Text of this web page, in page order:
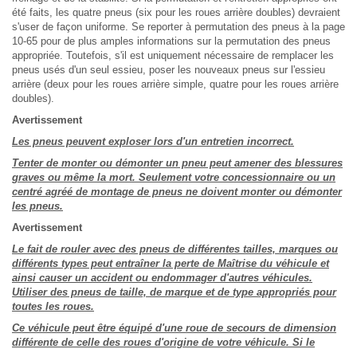
été faits, les quatre pneus (six pour les roues arrière doubles) devraient
s'user de façon uniforme. Se reporter à permutation des pneus à la page
10-65 pour de plus amples informations sur la permutation des pneus
appropriée. Toutefois, s'il est uniquement nécessaire de remplacer les
pneus usés d'un seul essieu, poser les nouveaux pneus sur l'essieu
arrière (deux pour les roues arrière simple, quatre pour les roues arrière
doubles).
Avertissement
Les pneus peuvent exploser lors d'un entretien incorrect.
Tenter de monter ou démonter un pneu peut amener des blessures
graves ou même la mort. Seulement votre concessionnaire ou un
centré agréé de montage de pneus ne doivent monter ou démonter
les pneus.
Avertissement
Le fait de rouler avec des pneus de différentes tailles, marques ou
différents types peut entraîner la perte de Maîtrise du véhicule et
ainsi causer un accident ou endommager d'autres véhicules.
Utiliser des pneus de taille, de marque et de type appropriés pour
toutes les roues.
Ce véhicule peut être équipé d'une roue de secours de dimension
différente de celle des roues d'origine de votre véhicule. Si le